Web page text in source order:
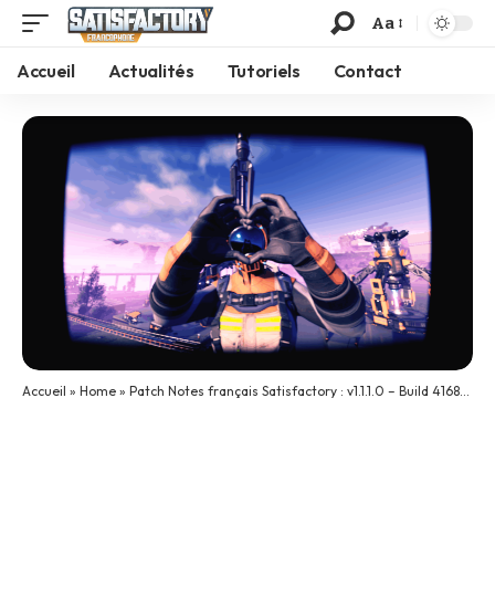
Aa
Accueil Actualités Tutoriels Contact
Accueil » Home » Patch Notes français Satisfactory : v1.1.1.0 – Build 416835